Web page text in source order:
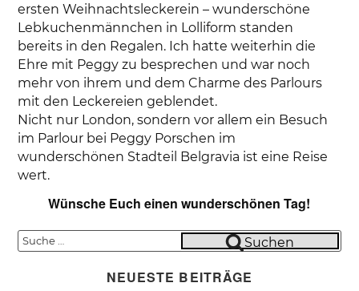
ersten Weihnachtsleckerein – wunderschöne
Lebkuchenmännchen in Lolliform standen
bereits in den Regalen. Ich hatte weiterhin die
Ehre mit Peggy zu besprechen und war noch
mehr von ihrem und dem Charme des Parlours
mit den Leckereien geblendet.
Nicht nur London, sondern vor allem ein Besuch
im Parlour bei Peggy Porschen im
wunderschönen Stadteil Belgravia ist eine Reise
wert.
Wünsche Euch einen wunderschönen Tag!
Suche
Suchen
NEUESTE BEITRÄGE